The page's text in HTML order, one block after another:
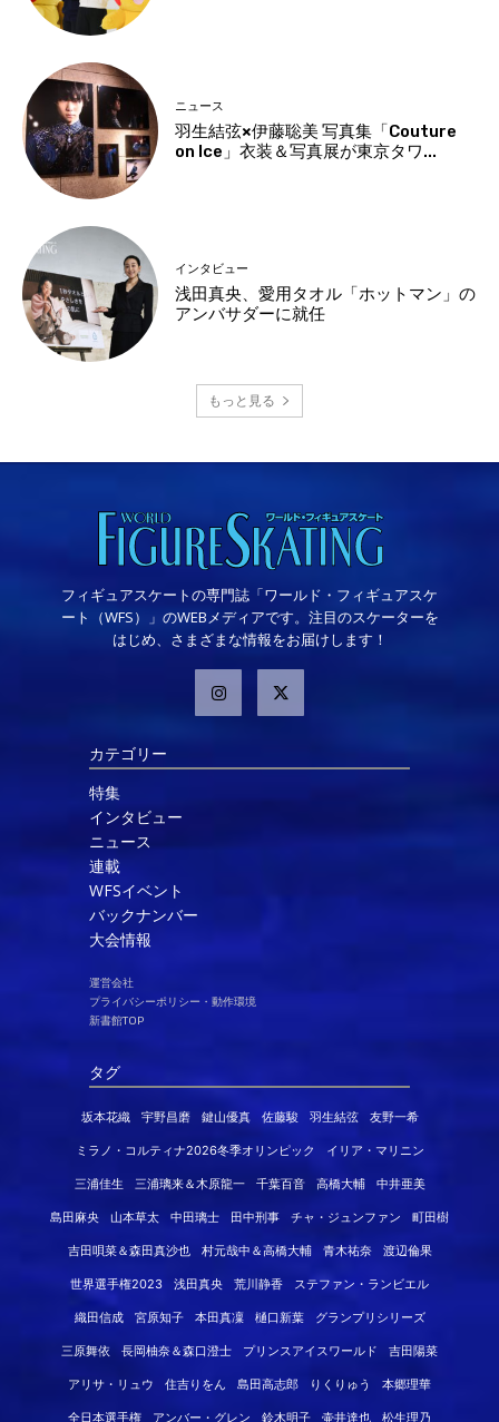
ニュース
羽生結弦×伊藤聡美 写真集「Couture
on Ice」衣装＆写真展が東京タワ...
インタビュー
浅田真央、愛用タオル「ホットマン」の
アンバサダーに就任
もっと見る
フィギュアスケートの専門誌「ワールド・フィギュアスケ
ート（WFS）」のWEBメディアです。注目のスケーターを
はじめ、さまざまな情報をお届けします！
カテゴリー
特集
インタビュー
ニュース
連載
WFSイベント
バックナンバー
大会情報
運営会社
プライバシーポリシー・動作環境
新書館TOP
タグ
坂本花織 宇野昌磨 鍵山優真 佐藤駿 羽生結弦 友野一希
ミラノ・コルティナ2026冬季オリンピック イリア・マリニン
三浦佳生 三浦璃来＆木原龍一 千葉百音 高橋大輔 中井亜美
島田麻央 山本草太 中田璃士 田中刑事 チャ・ジュンファン 町田樹
吉田唄菜＆森田真沙也 村元哉中＆高橋大輔 青木祐奈 渡辺倫果
世界選手権2023 浅田真央 荒川静香 ステファン・ランビエル
織田信成 宮原知子 本田真凜 樋口新葉 グランプリシリーズ
三原舞依 長岡柚奈＆森口澄士 プリンスアイスワールド 吉田陽菜
アリサ・リュウ 住吉りをん 島田高志郎 りくりゅう 本郷理華
全日本選手権 アンバー・グレン 鈴木明子 壷井達也 松生理乃